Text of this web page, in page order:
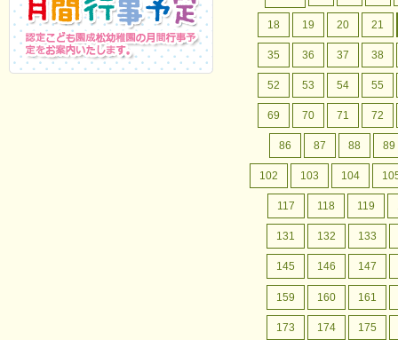
18 19 20 21
35 36 37 38
52 53 54 55
69 70 71 72
86 87 88 89
102 103 104
117 118 119
131 132 133
145 146 147
159 160 161
173 174 175